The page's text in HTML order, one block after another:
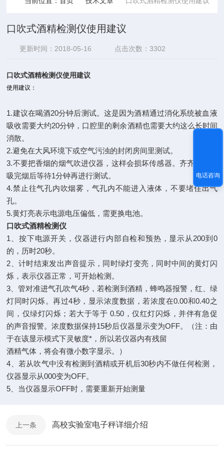
口吹式酒精检测仪使用建议
更新时间：2018-05-16 点击次数：3302
口吹式酒精检测仪使用建议
使用建议：
1.建议在喝酒20分钟后测试。这是因为酒精通过消化系统被血液
吸收需要大约20分钟，口腔里的剩余酒精也需要大约这么长时间
消散。
2.避免在大风环境下或空气污浊的封闭房间里测试。
3.不要把香烟的烟气吹进仪器，这样会损坏传感器。齐齐网建议
吸完烟后等待1分钟再进行测试。
4.禁止往气孔内吹烟雾，气孔内不能进入液体，不要堵住出气
孔。
5.黄灯亮表示电源电压偏低，需更换电池。
口吹式酒精检测仪
1、按下电源开关，仪器进行内部自检和预热，显示从200到0
的，历时20秒。
2、计时结束发出声音提示，同时绿灯变亮，同时中间的黄灯闪
烁，表示仪器正常，可开始检测。
3、管对准进气孔吹气4秒，若检测到酒精，蜂鸣器报警，红、绿
灯同时闪烁。再过4秒，显示浓度数据，若浓度在0.00和0.40之
间，仅绿灯闪烁；若大于等于 0.50，仅红灯闪烁，并伴有急促
的声音报警。浓度数据保持15秒后仪器显示变为OFF。（注：由
于在该显示模式下灵敏度*，所以若仪器内有残留
酒精气体，将会有微小数字显示。）
4、若从吹气中没有检测到酒精或开机后30秒内不做任何检测，
仪器显示从000变为OFF。
5、当仪器显示OFF时，需要重新开始测量
上一条 高校实验室电子秤详细介绍
电话咨询